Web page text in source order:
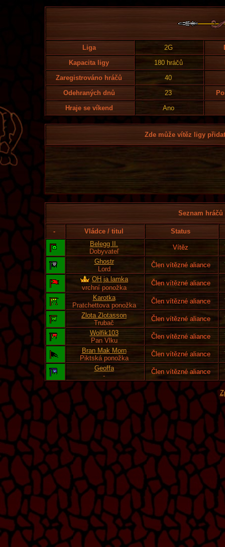
Liga 2G
Kapacita ligy
180 hráčů
Zaregistrováno hráčů
40
Odehraných dnů
23
Hraje se víkend
Ano
Zde může vítěz ligy
Seznam
- Vládce / titul
Status
Belegg II.
Dobyvateľ
Vítěz
Ghostr
Lord
Člen vítězné aliance
OH ja lamka
vrchní ponožka
Člen vítězné aliance
Karotka
Pratchettova ponožka
Člen vítězné aliance
Zlota Zlotasson
Trubač
Člen vítězné aliance
Wolfik103
Pan Vlku
Člen vítězné aliance
Bran Mak Morn
Piktská ponožka
Člen vítězné aliance
Geoffa
-
Člen vítězné aliance